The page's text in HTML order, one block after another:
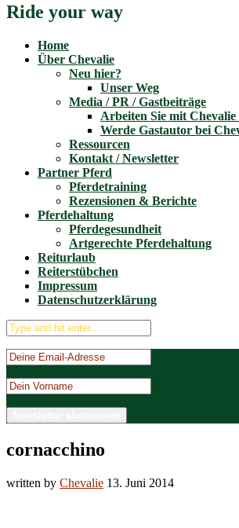
Ride your way
Home
Über Chevalie
Neu hier?
Unser Weg
Media / PR / Gastbeiträge
Arbeiten Sie mit Chevalie
Werde Gastautor bei
Ressourcen
Kontakt / Newsletter
Partner Pferd
Pferdetraining
Rezensionen & Berichte
Pferdehaltung
Pferdegesundheit
Artgerechte Pferdehaltung
Reiturlaub
Reiterstübchen
Impressum
Datenschutzerklärung
cornacchino
written by Chevalie 13. Juni 2014